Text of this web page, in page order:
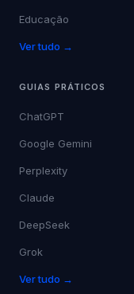
Educação
Ver tudo →
GUIAS PRÁTICOS
ChatGPT
Google Gemini
Perplexity
Claude
DeepSeek
Grok
Ver tudo →